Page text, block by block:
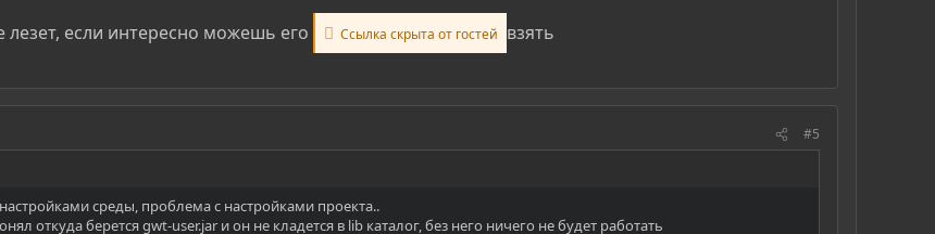
лезет, если интересно можешь его Ссылка скрыта от гостей взять
#5
среды, проблема с настройками проекта..
откуда берется gwt-user.jar и он не кладется в lib каталог, без него ничего не будет работать